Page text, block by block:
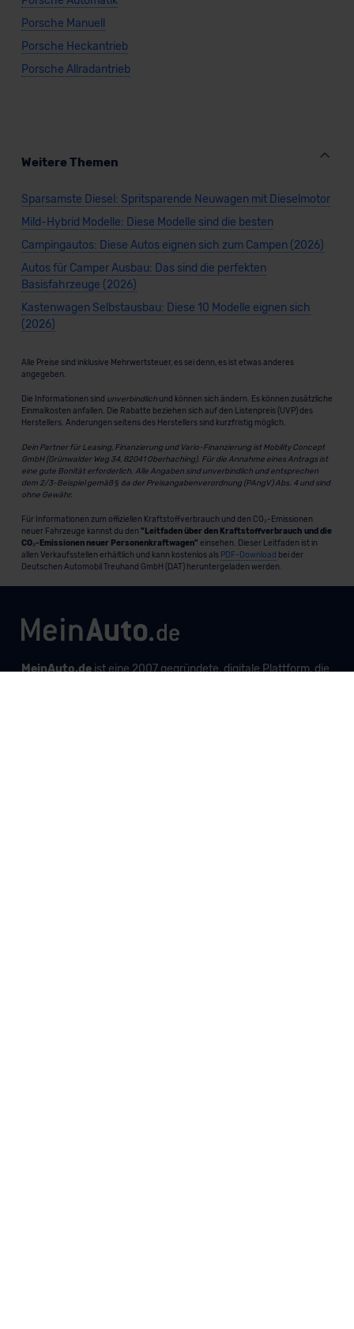
Porsche Manuell
Porsche Heckantrieb
Porsche Allradantrieb
Weitere Themen
Sparsamste Diesel: Spritsparende Neuwagen mit Dieselmotor
Mild-Hybrid Modelle: Diese Modelle sind die besten
Campingautos: Diese Autos eignen sich zum Campen (2026)
Autos für Camper Ausbau: Das sind die perfekten
Basisfahrzeuge (2026)
Kastenwagen Selbstausbau: Diese 10 Modelle eignen sich
(2026)
Alle Preise sind inklusive Mehrwertsteuer, es sei denn, es ist etwas anderes
angegeben.
Die Informationen sind unverbindlichund können sich ändern. Es können zusätzliche
Einmalkosten anfallen. Die Rabatte beziehen sich auf den Listenpreis (UVP) des
Herstellers. Änderungen seitens des Herstellers sind kurzfristig möglich.
Dein Partner für Leasing, Finanzierung und Vario-Finanzierung ist Mobility Concept
GmbH (Grünwalder Weg 34, 82041 Oberhaching). Für die Annahme eines Antrags ist
eine gute Bonität erforderlich. Alle Angaben sind unverbindlich und entsprechen
dem 2/3-Beispiel gemäß § 6a der Preisangabenverordnung (PAngV) Abs. 4 und sind
ohne Gewähr.
Für Informationen zum offiziellen Kraftstoffverbrauch und den CO₂-Emissionen
neuer Fahrzeuge kannst du den "Leitfaden über den Kraftstoffverbrauch und die
CO₂-Emissionen neuer Personenkraftwagen" einsehen. Dieser Leitfaden ist in
allen Verkaufsstellen erhältlich und kann kostenlos als PDF-Download bei der
Deutschen Automobil Treuhand GmbH (DAT) heruntergeladen werden.
MeinAuto.deist eine 2007 gegründete, digitale Plattform, die